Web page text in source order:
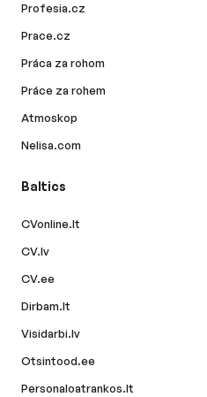
Profesia.cz
Prace.cz
Práca za rohom
Práce za rohem
Atmoskop
Nelisa.com
Baltics
CVonline.lt
CV.lv
CV.ee
Dirbam.lt
Visidarbi.lv
Otsintood.ee
Personaloatrankos.lt